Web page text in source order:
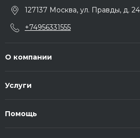
127137 Москва, ул. Правды, д.
+74956331555
О компании
Услуги
Помощь